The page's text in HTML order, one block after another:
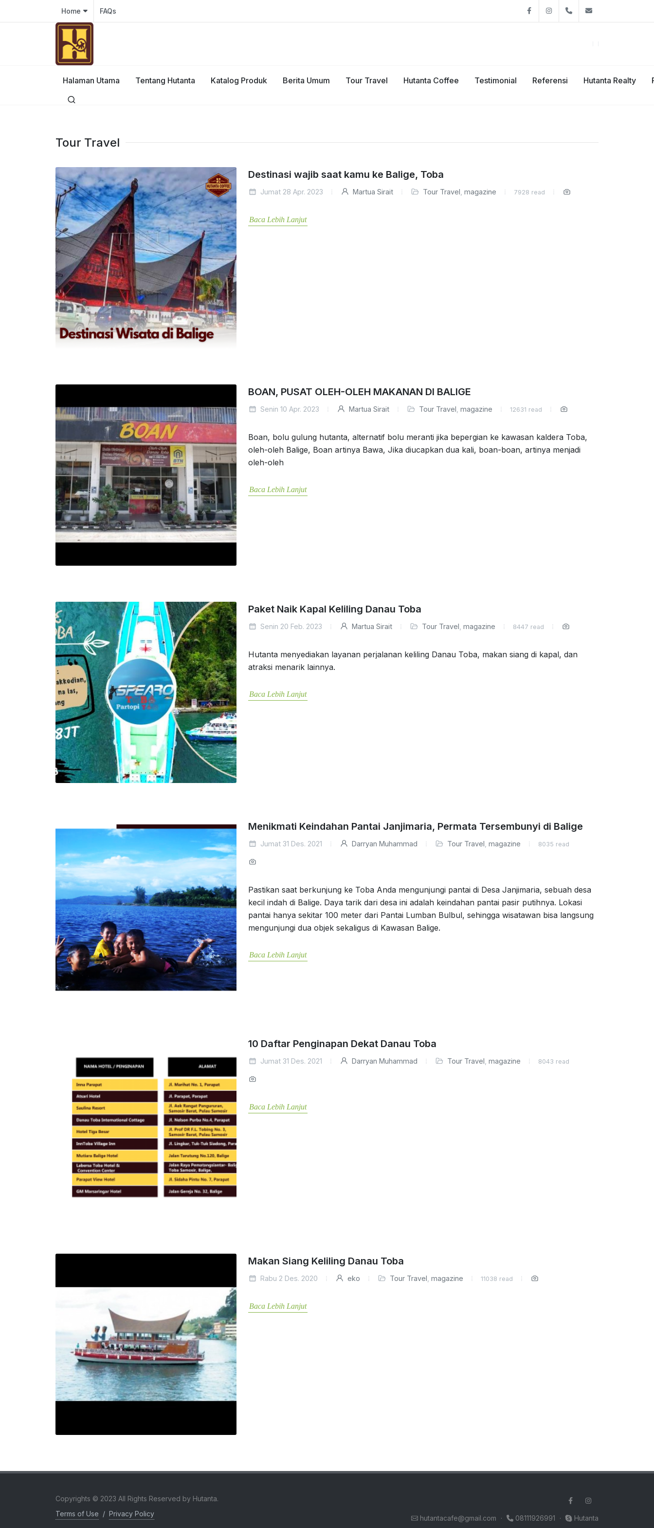
Home FAQs FacebookInstagram08111926991
Halaman Utama Tentang Hutanta Katalog Produk Berita Umum Tour Travel Hutanta Coffee Testimonial Referensi Hutanta Realty
Tour Travel
Destinasi wajib saat kamu ke Balige, Toba
Jumat 28 Apr. 2023 Martua Sirait Tour Travel magazine 7928 read
Baca Lebih Lanjut
BOAN, PUSAT OLEH-OLEH MAKANAN DI BALIGE
Senin 10 Apr. 2023 Martua Sirait Tour Travel magazine 12631 read
Boan, bolu gulung hutanta, alternatif bolu meranti jika bepergian ke kawasan kaldera Toba,
oleh-oleh Balige, Boan artinya Bawa, Jika diucapkan dua kali, boan-boan, artinya menjadi
oleh-oleh
Baca Lebih Lanjut
Paket Naik Kapal Keliling Danau Toba
Senin 20 Feb. 2023 Martua Sirait Tour Travel magazine 8447 read
Hutanta menyediakan layanan perjalanan keliling Danau Toba, makan siang di kapal, dan
atraksi menarik lainnya.
Baca Lebih Lanjut
Menikmati Keindahan Pantai Janjimaria, Permata Tersembunyi di Balige
Jumat 31 Des. 2021 Darryan Muhammad Tour Travel magazine 8035 read
Pastikan saat berkunjung ke Toba Anda mengunjungi pantai di Desa Janjimaria, sebuah desa
kecil indah di Balige. Daya tarik dari desa ini adalah keindahan pantai pasir putihnya. Lokasi
pantai hanya sekitar 100 meter dari Pantai Lumban Bulbul, sehingga wisatawan bisa langsung
mengunjungi dua objek sekaligus di Kawasan Balige.
Baca Lebih Lanjut
10 Daftar Penginapan Dekat Danau Toba
Jumat 31 Des. 2021 Darryan Muhammad Tour Travel magazine 8043 read
Baca Lebih Lanjut
Makan Siang Keliling Danau Toba
Rabu 2 Des. 2020 eko Tour Travel magazine 11038 read
Baca Lebih Lanjut
Copyrights © 2023 All Rights Reserved by Hutanta.
Terms of Use / Privacy Policy
hutantacafe@gmail.com · 08111926991 · Hutanta